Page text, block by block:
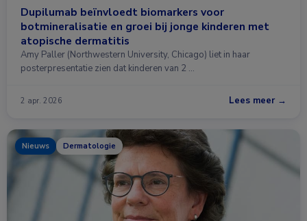
Dupilumab beïnvloedt biomarkers voor
botmineralisatie en groei bij jonge kinderen met
atopische dermatitis
Amy Paller (Northwestern University, Chicago) liet in haar
posterpresentatie zien dat kinderen van 2 …
2 apr. 2026 Lees meer →
Nieuws Dermatologie